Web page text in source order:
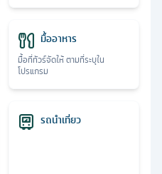
มื้ออาหาร
มื้อที่ทัวร์จัดให้ ตามที่ระบุใน
โปรแกรม
รถนำเที่ยว